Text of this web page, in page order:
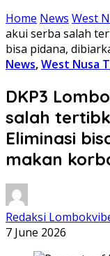
Home News West
akui serba salah
bisa pidana,
News,West Nusa
DKP3
salah
Eliminasi
makan
Redaksi
7 June 2026